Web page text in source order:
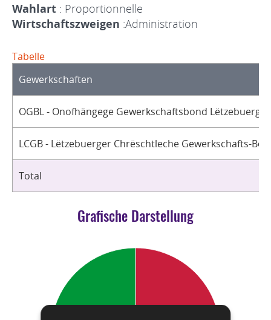
Wahlart : Proportionnelle
Wirtschaftszweigen :Administration
Tabelle
Gewerkschaften
OGBL - Onofhängege Gewerkschaftsbond
LCGB - Lëtzebuerger Chrëschtleche Gewerkschafts-
Total
Grafische Darstellung